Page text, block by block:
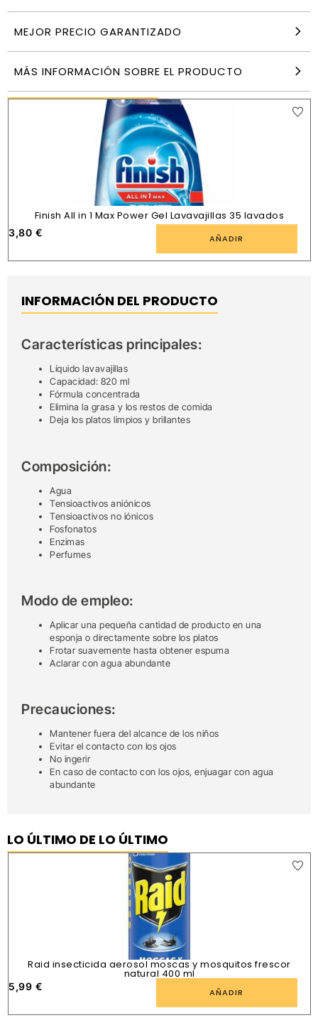
MEJOR PRECIO GARANTIZADO
MÁS INFORMACIÓN SOBRE EL PRODUCTO
6,99€
AÑADIR
PRODUCTOS SIMILARES
Finish All in 1 Max Power Gel Lavavajillas 35 lavados
3,80 € AÑADIR
INFORMACIÓN DEL PRODUCTO
Características principales:
Líquido lavavajillas
Capacidad: 820 ml
Fórmula concentrada
Elimina la grasa y los restos de comida
Deja los platos limpios y brillantes
Composición:
Agua
Tensioactivos aniónicos
Tensioactivos no iónicos
Fosfonatos
Enzimas
Perfumes
Modo de empleo:
Aplicar una pequeña cantidad de producto en una
esponja o directamente sobre los platos
Frotar suavemente hasta obtener espuma
Aclarar con agua abundante
Precauciones:
Mantener fuera del alcance de los niños
Evitar el contacto con los ojos
No ingerir
En caso de contacto con los ojos, enjuagar con agua
abundante
LO ÚLTIMO DE LO ÚLTIMO
Raid insecticida aerosol moscas y mosquitos frescor
natural 400 ml
5,99 € AÑADIR